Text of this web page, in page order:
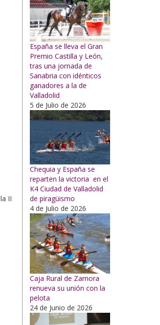
II
España se lleva el Gran
Premio Castilla y León,
tras una jornada de
Sanabria con idénticos
ganadores a la de
Valladolid
5 de Julio de 2026
Chequia y España se
reparten la victoria en el
K4 Ciudad de Valladolid
de piragüismo
4 de Julio de 2026
Caja Rural de Zamora
renueva su unión con la
pelota
24 de Junio de 2026